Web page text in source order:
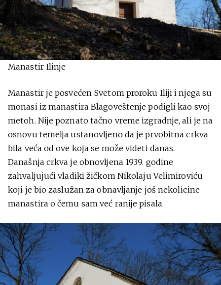
Manastir Ilinje
Manastir je posvećen Svetom proroku Iliji i njega su
monasi iz manastira Blagoveštenje podigli kao svoj
metoh. Nije poznato tačno vreme izgradnje, ali je na
osnovu temelja ustanovljeno da je prvobitna crkva
bila veća od ove koja se može videti danas.
Današnja crkva je obnovljena 1939. godine
zahvaljujući vladiki žičkom Nikolaju Velimiroviću
koji je bio zaslužan za obnavljanje još nekolicine
manastira o čemu sam već ranije pisala.